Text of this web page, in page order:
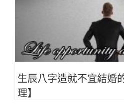
生辰八字造就不宜結婚
理】